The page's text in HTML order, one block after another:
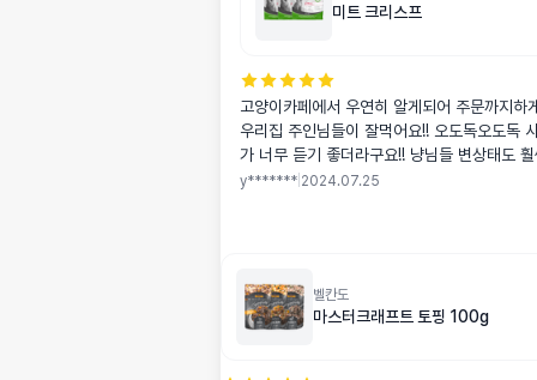
미트 크리스프
고양이카페에서 우연히 알게되어 주문까지하
우리집 주인님들이 잘먹어요!! 오도독오도독
가 너무 듣기 좋더라구요!! 냥님들 변상태도
니다~ 1.5kg보다 더 큰 대용량도 나오면 좋
y******* 2024.07.25
벨칸도
마스터크래프트 토핑 100g